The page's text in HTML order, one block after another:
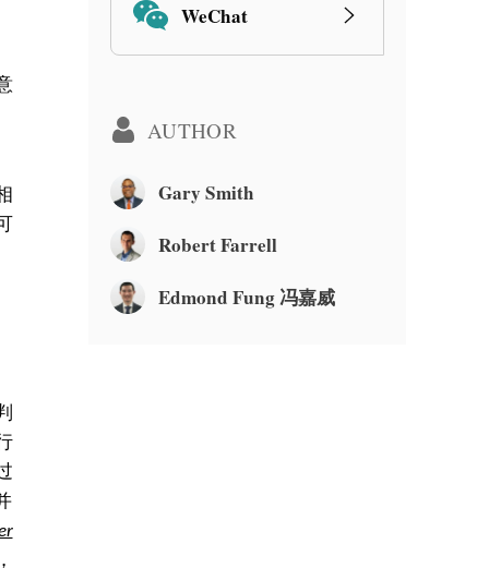
WeChat
AUTHOR
Gary Smith
Robert Farrell
Edmond Fung 冯嘉威